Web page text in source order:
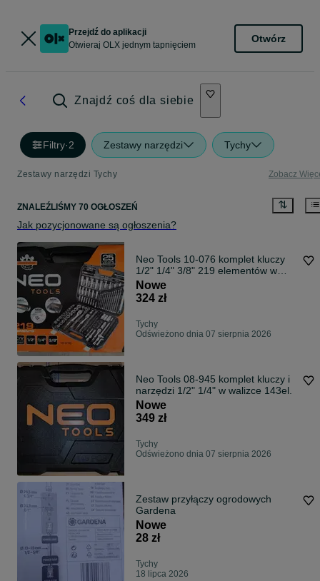
Przejdź do aplikacji
Otwieraj OLX jednym tapnięciem
Otwórz
Znajdź coś dla siebie
Filtry·2 Zestawy narzędzi Tychy
Zestawy narzędzi Tychy Zobacz
ZNALEŹLIŚMY 70 OGŁOSZEŃ
Jak pozycjonowane są ogłoszenia?
Neo Tools 10-076 komplet kluczy
1/2" 1/4" 3/8" 219 elementów w
walizce!!!
Nowe
324 zł
Tychy
Odświeżono dnia 07 sierpnia 2026
Neo Tools 08-945 komplet kluczy i
narzędzi 1/2" 1/4" w walizce 143el.
Nowe
349 zł
Tychy
Odświeżono dnia 07 sierpnia 2026
Zestaw przyłączy ogrodowych
Gardena
Nowe
28 zł
Tychy
18 lipca 2026